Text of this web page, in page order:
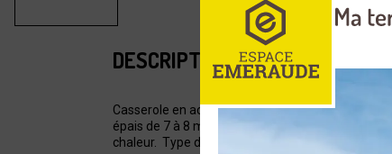
DESCRIPTION
Casserole en acier inoxydable alimentaire
épais de 7 à 8 mm. Idéal pour les cuissons par
chaleur. Type de feu : tous feux et induction.